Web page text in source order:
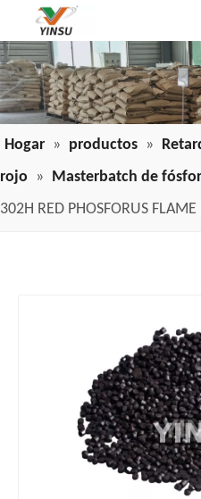
Hogar » productos »
rojo
» Masterbatch de
302H RED PHOSFORUS